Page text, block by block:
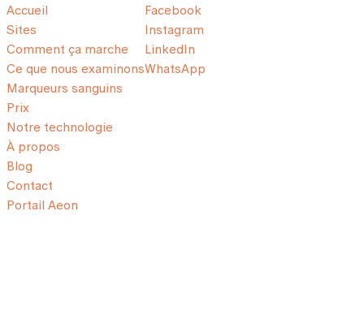
Accueil
Sites
Comment ça marche
Ce que nous examinons
Marqueurs sanguins
Prix
Notre technologie
À propos
Blog
Contact
Portail Aeon
Facebook
Instagram
LinkedIn
WhatsApp